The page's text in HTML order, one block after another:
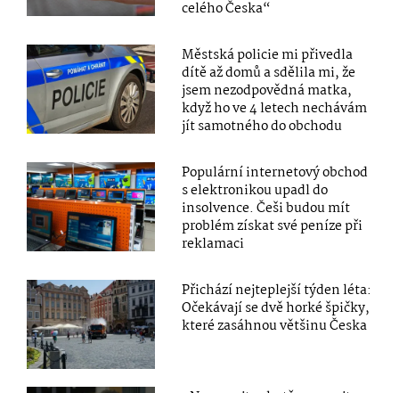
celého Česka“
Městská policie mi přivedla
dítě až domů a sdělila mi, že
jsem nezodpovědná matka,
když ho ve 4 letech nechávám
jít samotného do obchodu
Populární internetový obchod
s elektronikou upadl do
insolvence. Češi budou mít
problém získat své peníze při
reklamaci
Přichází nejteplejší týden léta:
Očekávají se dvě horké špičky,
které zasáhnou většinu Česka